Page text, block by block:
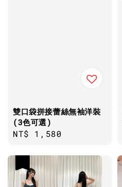
雙口袋拼接蕾絲無袖洋裝
(3色可選)
Regular
NT$ 1,580